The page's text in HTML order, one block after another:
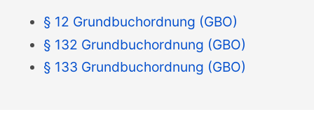
§ 12 Grundbuchordnung (GBO)
§ 132 Grundbuchordnung (GBO)
§ 133 Grundbuchordnung (GBO)